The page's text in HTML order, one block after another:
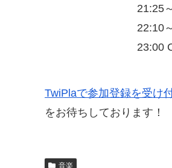
21:25
22:10
23:00
TwiPlaで参加登録を受け
をお待ちしております！
音楽